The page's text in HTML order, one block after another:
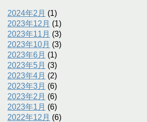
2024年2月 (1)
2023年12月 (1)
2023年11月 (3)
2023年10月 (3)
2023年6月 (1)
2023年5月 (3)
2023年4月 (2)
2023年3月 (6)
2023年2月 (6)
2023年1月 (6)
2022年12月 (6)